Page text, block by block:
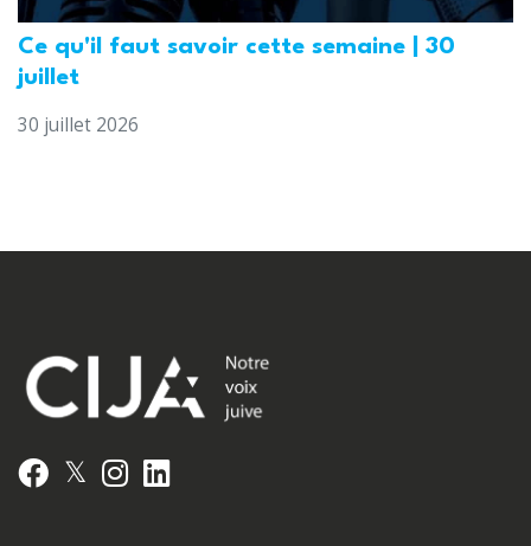
Ce qu'il faut savoir cette semaine | 30
juillet
30 juillet 2026
Facebook
𝕏 Instagram